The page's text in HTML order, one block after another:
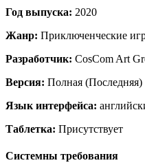
Год выпуска: 2020
Жанр: Приключенческие
Разработчик: CosCom Art
Версия: Полная (Последняя)
Язык интерфейса:
Таблетка: Присутствует
Системны требования